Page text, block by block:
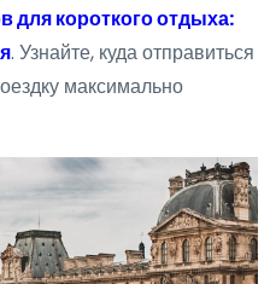
для короткого отдыха:
. Узнайте, куда отправиться
максимально